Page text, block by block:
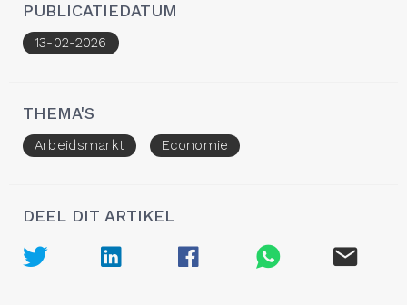
PUBLICATIEDATUM
13-02-2026
THEMA'S
Arbeidsmarkt Economie
DEEL DIT ARTIKEL